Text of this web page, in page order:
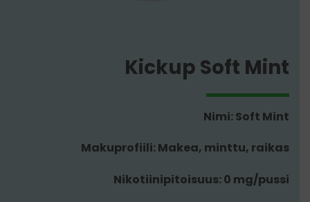
Kickup Soft Mint
Nimi: Soft Mint
Makuprofiili: Makea, minttu, raikas
Nikotiinipitoisuus: 0 mg/pussi